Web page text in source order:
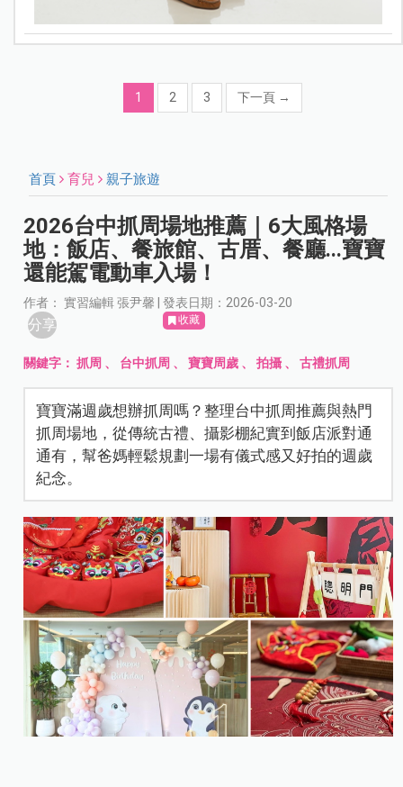
1 2 3 下一頁 →
首頁 育兒 親子旅遊
2026台中抓周場地推薦｜6大風格場
地：飯店、餐旅館、古厝、餐廳...寶寶
還能駕電動車入場！
作者： 實習編輯 張尹馨 | 發表日期：2026-03-20
分享 收藏
關鍵字：抓周 、 台中抓周 、寶寶周歲 、拍攝 、古禮抓周
寶寶滿週歲想辦抓周嗎？整理台中抓周推薦與熱門
抓周場地，從傳統古禮、攝影棚紀實到飯店派對通
通有，幫爸媽輕鬆規劃一場有儀式感又好拍的週歲
紀念。